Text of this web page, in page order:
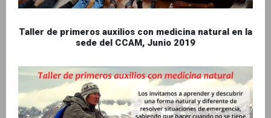
Taller de primeros auxilios con medicina natural en la
sede del CCAM, Junio 2019